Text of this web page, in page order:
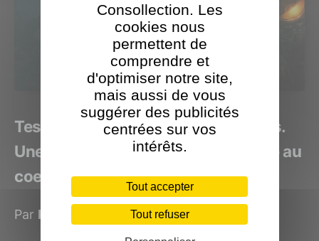
Test de Cthulhu: The Cosmic Abyss.
Une plongée abyssale et étouffante au
coeur de l'indicible
Par Kacem le 20 mai 2026
Consollection. Les
cookies nous
permettent de
comprendre et
d'optimiser notre site,
mais aussi de vous
suggérer des publicités
centrées sur vos
intérêts.
Tout accepter
Tout refuser